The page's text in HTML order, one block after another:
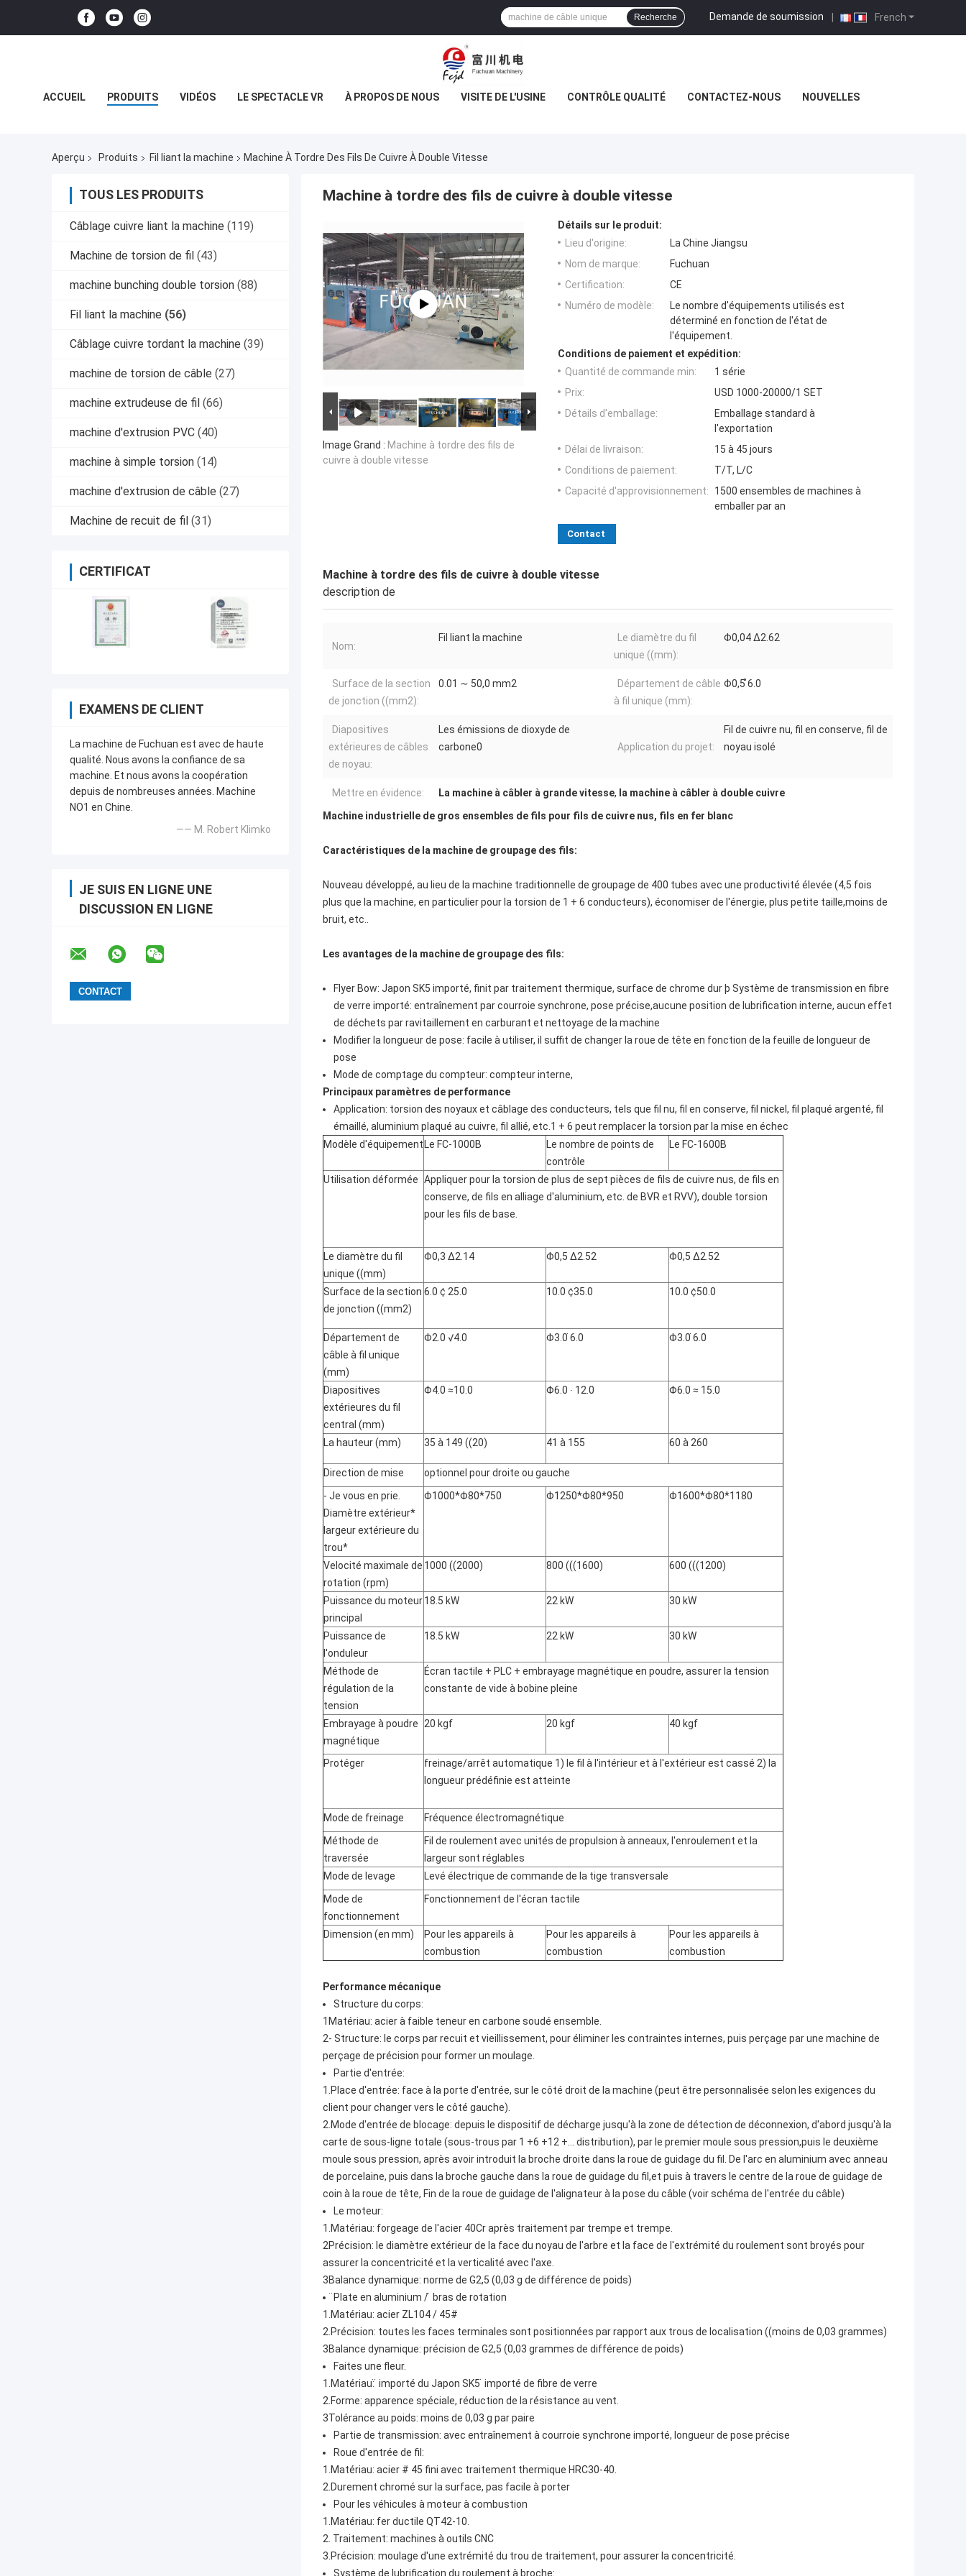
French
Demande de soumission |
Recherche
ACCUEIL PRODUITS VIDÉOS LE SPECTACLE VR À PROPOS DE NOUS VISITE DE L'USINE CONTRÔLE QUALITÉ CONTACTEZ-NOUS NOUVELLES
Aperçu Produits Fil liant la machine Machine À Tordre Des Fils De Cuivre À Double Vitesse
TOUS LES PRODUITS
Câblage cuivre liant la machine (119)
Machine de torsion de fil (43)
machine bunching double torsion (88)
Fil liant la machine (56)
Câblage cuivre tordant la machine (39)
machine de torsion de câble (27)
machine extrudeuse de fil (66)
machine d'extrusion PVC (40)
machine à simple torsion (14)
machine d'extrusion de câble (27)
Machine de recuit de fil (31)
CERTIFICAT
EXAMENS DE CLIENT
La machine de Fuchuan est avec de haute
qualité. Nous avons la confiance de sa
machine. Et nous avons la coopération
depuis de nombreuses années. Machine
NO1 en Chine.
—— M. Robert Klimko
JE SUIS EN LIGNE UNE
DISCUSSION EN LIGNE
Machine à tordre des fils de cuivre à double vitesse
Image Grand : Machine à tordre des fils de
cuivre à double vitesse
Détails sur le produit:
Lieu d'origine:
La Chine Jiangsu
Nom de marque:
Fuchuan
Certification:
CE
Numéro de modèle:
Le nombre d'équipements utilisés est
déterminé en fonction de l'état de
l'équipement.
Conditions de paiement et expédition:
Quantité de commande min:
1 série
Prix:
USD 1000-20000/1 SET
Détails d'emballage:
Emballage standard à
l'exportation
Délai de livraison:
15 à 45 jours
Conditions de paiement:
T/T, L/C
Capacité d'approvisionnement:
1500 ensembles de machines à
emballer par an
Contact
Machine à tordre des fils de cuivre à double vitesse
description de
Nom:
Fil liant la machine
Le diamètre du fil
unique ((mm):
Φ0,04 ∆2.62
Surface de la section
de jonction ((mm2):
0.01 ∼ 50,0 mm2
Département de câble
à fil unique (mm):
Φ0,5 ̊6.0
Diapositives
extérieures de câbles
de noyau:
Les émissions de dioxyde de
carbone0
Application du projet:
Fil de cuivre nu, fil en conserve, fil de
noyau isolé
Mettre en évidence: La machine à câbler à grande vitesse, la machine à câbler à double cuivre
Machine industrielle de gros ensembles de fils pour fils de cuivre nus, fils en fer blanc
Caractéristiques de la machine de groupage des fils:
Nouveau développé, au lieu de la machine traditionnelle de groupage de 400 tubes avec une productivité élevée (4,5 fois
plus que la machine, en particulier pour la torsion de 1 + 6 conducteurs), économiser de l'énergie, plus petite taille,moins de
bruit, etc..
Les avantages de la machine de groupage des fils:
Flyer Bow:­ Japon SK5 importé, finit par traitement thermique, surface de chrome dur þ Système de transmission en fibre
de verre importé: entraînement par courroie synchrone, pose précise,aucune position de lubrification interne, aucun effet
de déchets par ravitaillement en carburant et nettoyage de la machine
Modifier la longueur de pose: facile à utiliser, il suffit de changer la roue de tête en fonction de la feuille de longueur de
pose
Mode de comptage du compteur: compteur interne,
Principaux paramètres de performance
Application: torsion des noyaux et câblage des conducteurs, tels que fil nu, fil en conserve, fil nickel, fil plaqué argenté, fil
émaillé, aluminium plaqué au cuivre, fil allié, etc.1 + 6 peut remplacer la torsion par la mise en échec
Modèle d'équipement Le FC-1000B
Le nombre de points de
contrôle
Le FC-1600B
Utilisation déformée Appliquer pour la torsion de plus de sept pièces de fils de cuivre nus, de fils en
conserve, de fils en alliage d'aluminium, etc. de BVR et RVV), double torsion
pour les fils de base.
Le diamètre du fil
unique ((mm)
Φ0,3 ∆2.14 Φ0,5 ∆2.52 Φ0,5 ∆2.52
Surface de la section
de jonction ((mm2)
6.0 ¢ 25.0 10.0 ¢35.0 10.0 ¢50.0
Département de
câble à fil unique
(mm)
Φ2.0 √4.0 Φ3.0 ̇6.0 Φ3.0 ̇6.0
Diapositives
extérieures du fil
central (mm)
Φ4.0 ≈10.0 Φ6.0 ∙ 12.0 Φ6.0 ≈ 15.0
La hauteur (mm) 35 à 149 ((20) 41 à 155 60 à 260
Direction de mise
optionnel pour droite ou gauche
- Je vous en prie.
Diamètre extérieur*
largeur extérieure du
trou*
Φ1000*Φ80*750 Φ1250*Φ80*950 Φ1600*Φ80*1180
Velocité maximale de
rotation (rpm)
1000 ((2000) 800 (((1600) 600 (((1200)
Puissance du moteur
principal
18.5 kW 22 kW 30 kW
Puissance de
l'onduleur
18.5 kW 22 kW 30 kW
Méthode de
régulation de la
tension
Écran tactile + PLC + embrayage magnétique en poudre, assurer la tension
constante de vide à bobine pleine
Embrayage à poudre
magnétique
20 kgf 20 kgf 40 kgf
Protéger
freinage/arrêt automatique 1) le fil à l'intérieur et à l'extérieur est cassé 2) la
longueur prédéfinie est atteinte
Mode de freinage
Fréquence électromagnétique
Méthode de
traversée
Fil de roulement avec unités de propulsion à anneaux, l'enroulement et la
largeur sont réglables
Mode de levage
Levé électrique de commande de la tige transversale
Mode de
fonctionnement
Fonctionnement de l'écran tactile
Dimension (en mm)
Pour les appareils à
combustion
Pour les appareils à
combustion
Pour les appareils à
combustion
Performance mécanique
Structure du corps:
1Matériau: acier à faible teneur en carbone soudé ensemble.
2- Structure: le corps par recuit et vieillissement, pour éliminer les contraintes internes, puis perçage par une machine de
perçage de précision pour former un moulage.
Partie d'entrée:
1.Place d'entrée: face à la porte d'entrée, sur le côté droit de la machine (peut être personnalisée selon les exigences du
client pour changer vers le côté gauche).
2.Mode d'entrée de blocage: depuis le dispositif de décharge jusqu'à la zone de détection de déconnexion, d'abord jusqu'à la
carte de sous-ligne totale (sous-trous par 1 +6 +12 +... distribution), par le premier moule sous pression,puis le deuxième
moule sous pression, après avoir introduit la broche droite dans la roue de guidage du fil. De l'arc en aluminium avec anneau
de porcelaine, puis dans la broche gauche dans la roue de guidage du fil,et puis à travers le centre de la roue de guidage de
coin à la roue de tête, Fin de la roue de guidage de l'alignateur à la pose du câble (voir schéma de l'entrée du câble)
Le moteur:
1.Matériau: forgeage de l'acier 40Cr après traitement par trempe et trempe.
2Précision: le diamètre extérieur de la face du noyau de l'arbre et la face de l'extrémité du roulement sont broyés pour
assurer la concentricité et la verticalité avec l'axe.
3Balance dynamique: norme de G2,5 (0,03 g de différence de poids)
̈Plate en aluminium / ̈ bras de rotation
1.Matériau: acier ZL104 / 45#
2.Précision: toutes les faces terminales sont positionnées par rapport aux trous de localisation ((moins de 0,03 grammes)
3Balance dynamique: précision de G2,5 (0,03 grammes de différence de poids)
Faites une fleur.
1.Matériau: ̈ importé du Japon SK5 ̈ importé de fibre de verre
2.Forme: apparence spéciale, réduction de la résistance au vent.
3Tolérance au poids: moins de 0,03 g par paire
Partie de transmission: avec entraînement à courroie synchrone importé, longueur de pose précise
Roue d'entrée de fil:
1.Matériau: acier # 45 fini avec traitement thermique HRC30-40.
2.Durement chromé sur la surface, pas facile à porter
Pour les véhicules à moteur à combustion
1.Matériau: fer ductile QT42-10.
2. Traitement: machines à outils CNC
3.Précision: moulage d'une extrémité du trou de traitement, pour assurer la concentricité.
Système de lubrification du roulement à broche: